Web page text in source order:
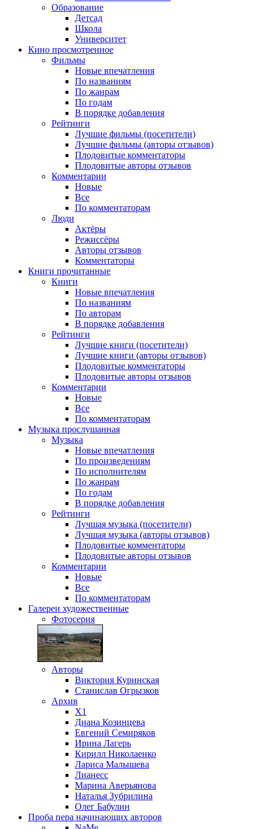
Образование
Детсад
Школа
Университет
Кино просмотренное
Фильмы
Новые впечатления
По названиям
По жанрам
По годам
В порядке добавления
Рейтинги
Лучшие фильмы (посетители)
Лучшие фильмы (авторы отзывов)
Плодовитые комментаторы
Плодовитые авторы отзывов
Комментарии
Новые
Все
По комментаторам
Люди
Актёры
Режиссёры
Авторы отзывов
Комментаторы
Книги прочитанные
Книги
Новые впечатления
По названиям
По авторам
В порядке добавления
Рейтинги
Лучшие книги (посетители)
Лучшие книги (авторы отзывов)
Плодовитые комментаторы
Плодовитые авторы отзывов
Комментарии
Новые
Все
По комментаторам
Музыка прослушанная
Музыка
Новые впечатления
По произведениям
По исполнителям
По жанрам
По годам
В порядке добавления
Рейтинги
Лучшая музыка (посетители)
Лучшая музыка (авторы отзывов)
Плодовитые комментаторы
Плодовитые авторы отзывов
Комментарии
Новые
Все
По комментаторам
Галереи художественные
Фотосерия
Авторы
Виктория Куринская
Станислав Огрызков
Архив
X1
Диана Козинцева
Евгений Семиряков
Ирина Лагерь
Кирилл Николаенко
Лариса Малышева
Лианесс
Марина Аверьянова
Наталья Зубрилина
Олег Бабулин
Проба пера начинающих авторов